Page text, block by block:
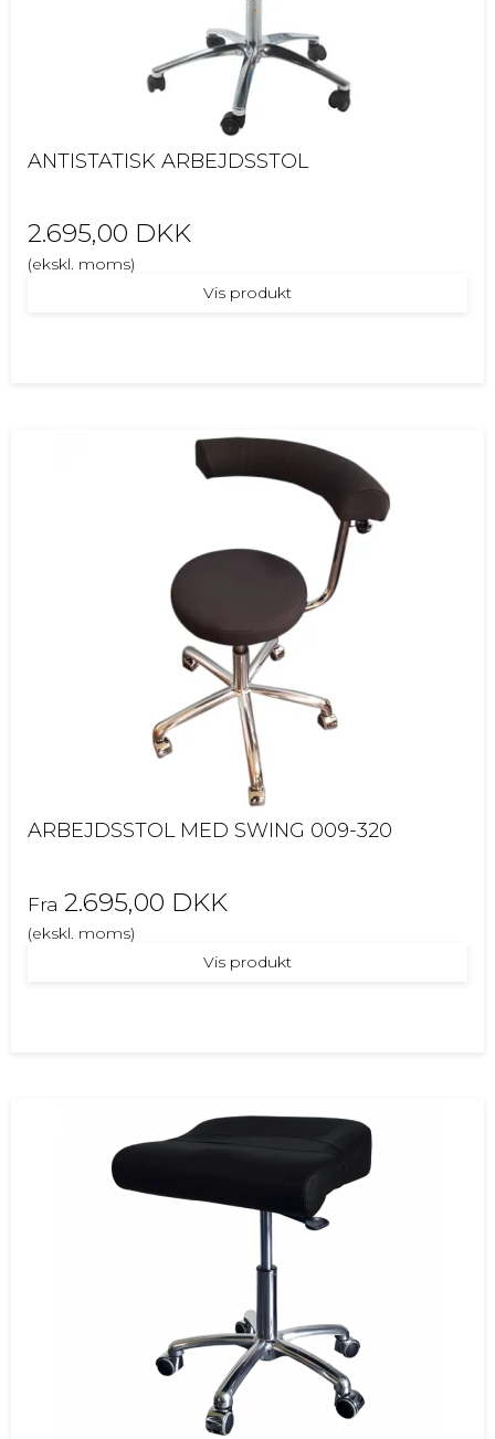
ANTISTATISK ARBEJDSSTOL
2.695,00 DKK
(ekskl. moms)
Vis produkt
ARBEJDSSTOL MED SWING 009-320
Fra 2.695,00 DKK
(ekskl. moms)
Vis produkt